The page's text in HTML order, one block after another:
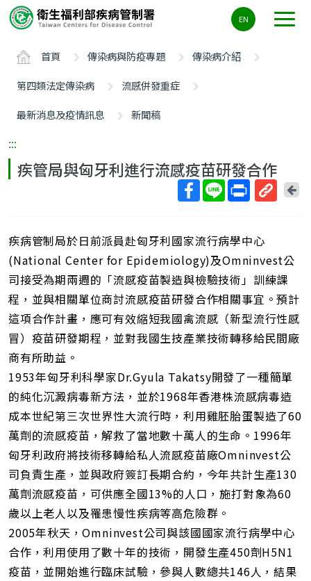
要
ALT+C
EN
首頁 傳染病與防疫專題
傳染病介紹
第四類法定傳染病
流感併發重症
最新消息及疫情訊息
新聞稿
:::
疾管局與匈牙利進行流感疫苗研發合作
短
網
址
回
疾病管制局於日前派員赴匈牙利國家流行病學中心
(National Center for Epidemiology)及Omninvest公
司接受為期兩週的「流感疫苗製造與檢驗技術」訓練課
程，並與相關單位商討流感疫苗研發合作相關事宜。預計
這項合作計畫，應可有效縮短我國禽流感（新型流行性感
冒）疫苗研發期程，並對我國生技產業技術轉移給民間廠
商有所助益。
1953年匈牙利科學家Dr.Gyula Takatsy開發了一種簡單
的純化沉澱病毒新方法，並於1968年香港株流感病毒造
成本世紀第三次世界性大流行時，利用雞胚胎蛋製造了60
萬劑的流感疫苗，解救了當地數十萬人的生命。1996年
匈牙利政府將技術移轉給私人流感疫苗廠Omninvest公
司負責生產，並與政府簽訂長期合約，今年共計生產130
萬劑流感疫苗，可供應全國13%的人口，施打對象為60
歲以上老人以及罹患慢性疾病等高危險群。
2005年秋天，Omninvest公司與該國國家流行病學中心
合作，利用使用了數十年的技術，開發生產450劑H5N1
疫苗，並開始進行臨床試驗，參與人數總共146人，結果